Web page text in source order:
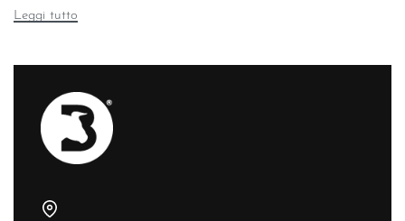
Leggi tutto